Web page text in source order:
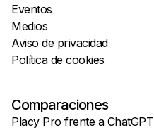
Eventos
Medios
Aviso de privacidad
Política de cookies
Comparaciones
Placy Pro frente a ChatGPT